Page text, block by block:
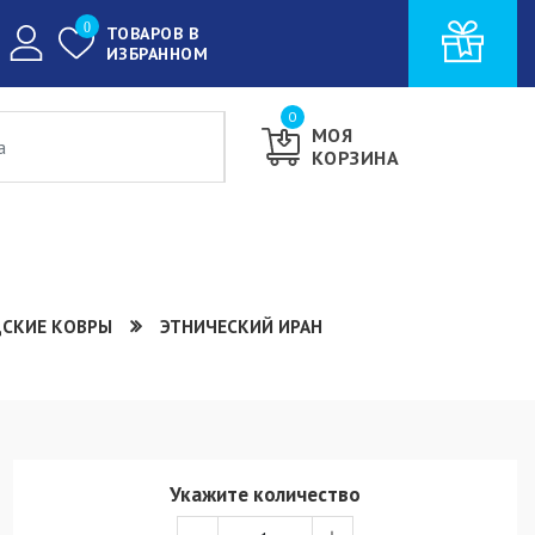
ТОВАРОВ В
ИЗБРАННОМ
0
МОЯ
КОРЗИНА
0
КОВРЫ ЭТНИЧЕСКИЙ ИРАН
Укажите количество